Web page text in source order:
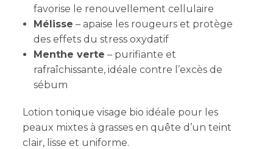
favorise le renouvellement cellulaire
Mélisse – apaise les rougeurs et protège
des effets du stress oxydatif
Menthe verte – purifiante et
rafraîchissante, idéale contre l’excès de
sébum
Lotion tonique visage bio idéale pour les
peaux mixtes à grasses en quête d’un teint
clair, lisse et uniforme.